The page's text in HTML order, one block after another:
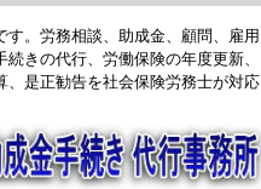
。労務相談、助成金、顧問、雇用
きの代行、労働保険の年度更新、
是正勧告を社会保険労務士が対応